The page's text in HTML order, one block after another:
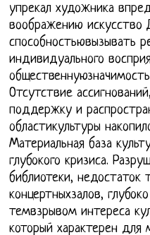
упрекал художника
воображению искусство
способностьювызывать
индивидуального
Отсутствие
поддержку и
областикультуры
Материальная база
глубокого кризиса.
библиотеки, недостаток
концертныхзалов,
темвзрывом интереса
который характерен для